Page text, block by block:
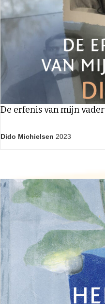
De erfenis van mijn vader
Dido Michielsen 2023